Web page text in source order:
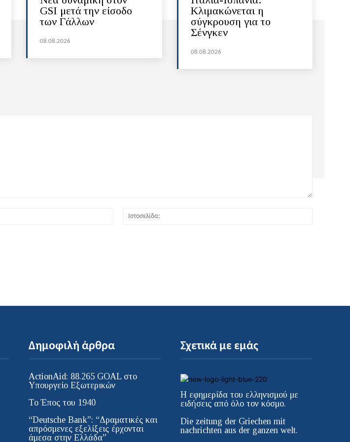
GSI μετά την είσοδο
των Γάλλων
08.08.2026
Κλιμακώνεται η
σύγκρουση για το
Σένγκεν
08.08.2026
Email:*
Δημοφιλή άρθρα
ActionAid: 88.265 GOAL στο
Υπουργείο Εξωτερικών
Το Έπος του 1940
“Deutsche Bank”: “Δραματικές και
απρόσμενες εξελίξεις έρχονται
άμεσα στην Ελλάδα”
Σχετικά με εμάς
Η εφημερίδα του ελληνισμού με
ειδήσεις από όλο τον κόσμο.
Die zeitung der Griechen mit
nachrichten aus der ganzen welt.